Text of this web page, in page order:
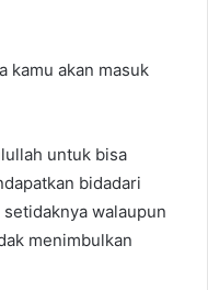
kamu akan masuk
untuk bisa
bidadari
walaupun
menimbulkan